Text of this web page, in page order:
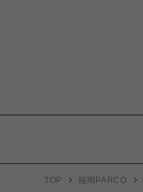
TOP 福岡PARCO